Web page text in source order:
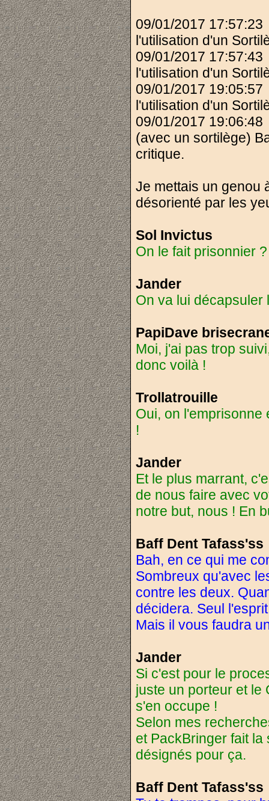
09/01/2017
l'utilisation d'un
09/01/2017
l'utilisation d'un
09/01/2017
l'utilisation d'un
09/01/2017
(avec un sortilège)
critique.
Je mettais un genou
désorienté par les
Sol Invictus
On le fait prisonnier ?
Jander
On va lui décapsuler
PapiDave
Moi, j'ai pas trop
donc voilà !
Trollatrouille
Oui, on l'emprisonne
!
Jander
Et le plus marrant,
de nous faire avec
notre but, nous ! En
Baff Dent Tafass'ss
Bah, en ce qui me
Sombreux qu'avec
contre les deux.
décidera. Seul
Mais il vous faudra
Jander
Si c'est pour le
juste un porteur et le
s'en occupe !
Selon mes
et PackBringer fait
désignés pour ça.
Baff Dent Tafass'ss